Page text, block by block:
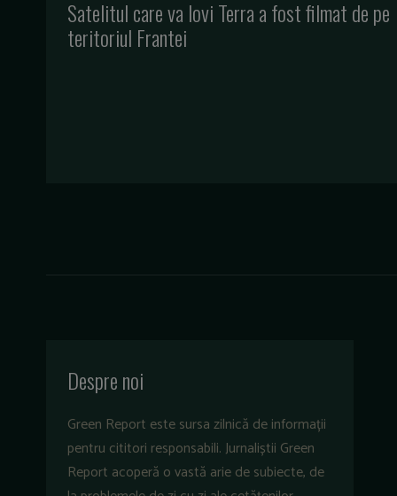
Satelitul care va lovi Terra a fost filmat de pe
teritoriul Frantei
Despre noi
Green Report este sursa zilnică de informații
pentru cititori responsabili. Jurnaliștii Green
Report acoperă o vastă arie de subiecte, de